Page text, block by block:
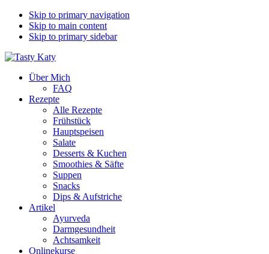
Skip to primary navigation
Skip to main content
Skip to primary sidebar
Über Mich
FAQ
Rezepte
Alle Rezepte
Frühstück
Hauptspeisen
Salate
Desserts & Kuchen
Smoothies & Säfte
Suppen
Snacks
Dips & Aufstriche
Artikel
Ayurveda
Darmgesundheit
Achtsamkeit
Onlinekurse